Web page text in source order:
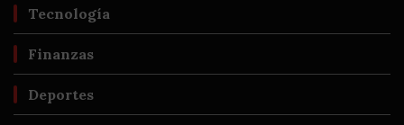
Tecnología
Finanzas
Deportes